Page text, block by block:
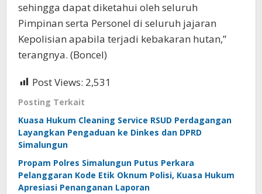
sehingga dapat diketahui oleh seluruh
Pimpinan serta Personel di seluruh jajaran
Kepolisian apabila terjadi kebakaran hutan,”
terangnya. (Boncel)
Post Views: 2,531
Posting Terkait
Kuasa Hukum Cleaning Service RSUD Perdagangan
Layangkan Pengaduan ke Dinkes dan DPRD
Simalungun
Propam Polres Simalungun Putus Perkara
Pelanggaran Kode Etik Oknum Polisi, Kuasa Hukum
Apresiasi Penanganan Laporan